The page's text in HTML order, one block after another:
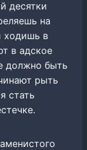
десятки
на
ходишь в
в адское
должно быть
рыть
стать